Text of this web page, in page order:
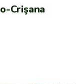
Crişana